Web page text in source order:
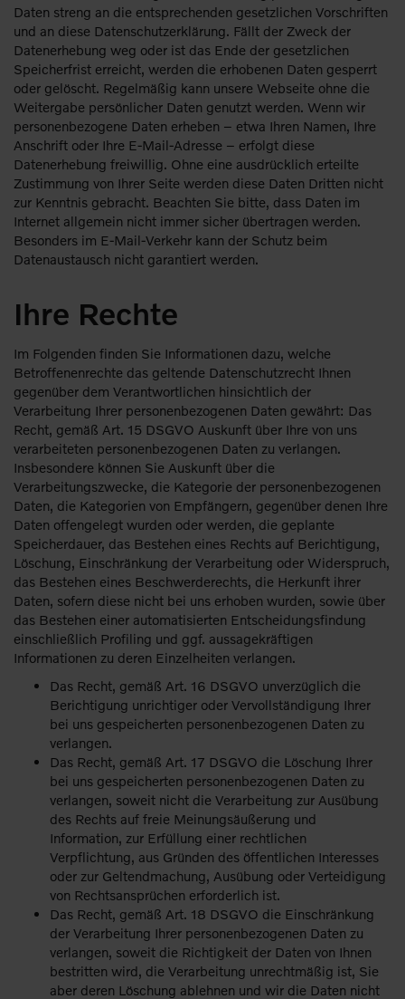
Daten streng an die entsprechenden gesetzlichen Vorschriften
und an diese Datenschutzerklärung. Fällt der Zweck der
Datenerhebung weg oder ist das Ende der gesetzlichen
Speicherfrist erreicht, werden die erhobenen Daten gesperrt
oder gelöscht. Regelmäßig kann unsere Webseite ohne die
Weitergabe persönlicher Daten genutzt werden. Wenn wir
personenbezogene Daten erheben – etwa Ihren Namen, Ihre
Anschrift oder Ihre E-Mail-Adresse – erfolgt diese
Datenerhebung freiwillig. Ohne eine ausdrücklich erteilte
Zustimmung von Ihrer Seite werden diese Daten Dritten nicht
zur Kenntnis gebracht. Beachten Sie bitte, dass Daten im
Internet allgemein nicht immer sicher übertragen werden.
Besonders im E-Mail-Verkehr kann der Schutz beim
Datenaustausch nicht garantiert werden.
Ihre Rechte
Im Folgenden finden Sie Informationen dazu, welche
Betroffenenrechte das geltende Datenschutzrecht Ihnen
gegenüber dem Verantwortlichen hinsichtlich der
Verarbeitung Ihrer personenbezogenen Daten gewährt: Das
Recht, gemäß Art. 15 DSGVO Auskunft über Ihre von uns
verarbeiteten personenbezogenen Daten zu verlangen.
Insbesondere können Sie Auskunft über die
Verarbeitungszwecke, die Kategorie der personenbezogenen
Daten, die Kategorien von Empfängern, gegenüber denen Ihre
Daten offengelegt wurden oder werden, die geplante
Speicherdauer, das Bestehen eines Rechts auf Berichtigung,
Löschung, Einschränkung der Verarbeitung oder Widerspruch,
das Bestehen eines Beschwerderechts, die Herkunft ihrer
Daten, sofern diese nicht bei uns erhoben wurden, sowie über
das Bestehen einer automatisierten Entscheidungsfindung
einschließlich Profiling und ggf. aussagekräftigen
Informationen zu deren Einzelheiten verlangen.
Das Recht, gemäß Art. 16 DSGVO unverzüglich die
Berichtigung unrichtiger oder Vervollständigung Ihrer
bei uns gespeicherten personenbezogenen Daten zu
verlangen.
Das Recht, gemäß Art. 17 DSGVO die Löschung Ihrer
bei uns gespeicherten personenbezogenen Daten zu
verlangen, soweit nicht die Verarbeitung zur Ausübung
des Rechts auf freie Meinungsäußerung und
Information, zur Erfüllung einer rechtlichen
Verpflichtung, aus Gründen des öffentlichen Interesses
oder zur Geltendmachung, Ausübung oder Verteidigung
von Rechtsansprüchen erforderlich ist.
Das Recht, gemäß Art. 18 DSGVO die Einschränkung
der Verarbeitung Ihrer personenbezogenen Daten zu
verlangen, soweit die Richtigkeit der Daten von Ihnen
bestritten wird, die Verarbeitung unrechtmäßig ist, Sie
aber deren Löschung ablehnen und wir die Daten nicht